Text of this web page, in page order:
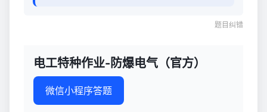
题目纠错
电工特种作业-防爆电气（官方）
微信小程序答题